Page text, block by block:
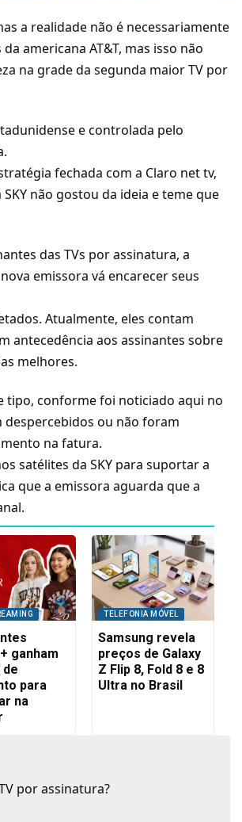
a realidade não é necessariamente
da americanaAT&T, mas isso não
na grade da segunda maiorTV por
e controlada pelo
fechada com a Claro net tv,
não gostou da ideia e teme que
das TVs por assinatura, a
emissora vá encarecer seus
Atualmente, eles contam
antecedência aos assinantes sobre
melhores.
tipo,conforme foi noticiado aqui no
despercebidos ou não foram
na fatura.
satélites da SKY para suportar a
que a emissora aguarda que a
ganham
de
para
na
TELEFONIA MÓVEL
Samsung revela
preços de Galaxy
Z Flip 8, Fold 8 e 8
Ultra no Brasil
por assinatura?